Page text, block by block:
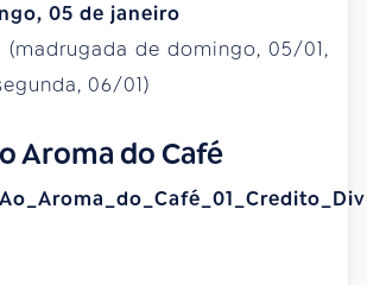
05 de janeiro
(madrugada de domingo, 05/01,
06/01)
Aroma do Café